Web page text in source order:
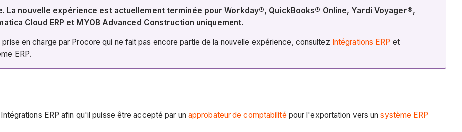
nouvelle expérience est actuellement terminée pour Workday®, QuickBooks® Online, Yardi Voyager®,
Cloud ERP et MYOB Advanced Construction uniquement.
en charge par Procore qui ne fait pas encore partie de la nouvelle expérience, consultez Intégrations ERP et
ERP.
ERP afin qu'il puisse être accepté par un approbateur de comptabilité pour l'exportation vers unsystème ERP